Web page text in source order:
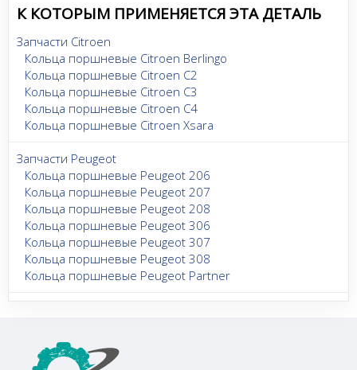
К КОТОРЫМ ПРИМЕНЯЕТСЯ ЭТА ДЕТАЛЬ
Запчасти Citroen
Кольца поршневые Citroen Berlingo
Кольца поршневые Citroen C2
Кольца поршневые Citroen C3
Кольца поршневые Citroen C4
Кольца поршневые Citroen Xsara
Запчасти Peugeot
Кольца поршневые Peugeot 206
Кольца поршневые Peugeot 207
Кольца поршневые Peugeot 208
Кольца поршневые Peugeot 306
Кольца поршневые Peugeot 307
Кольца поршневые Peugeot 308
Кольца поршневые Peugeot Partner